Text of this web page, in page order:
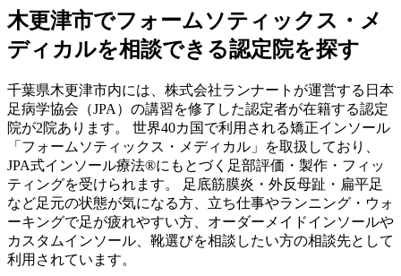
木更津市でフォームソティックス・メ
ディカルを相談できる認定院を探す
千葉県木更津市内には、株式会社ランナートが運営する日本
足病学協会（JPA）の講習を修了した認定者が在籍する認定
院が2院あります。 世界40カ国で利用される矯正インソール
「フォームソティックス・メディカル」を取扱しており、
JPA式インソール療法®にもとづく足部評価・製作・フィッ
ティングを受けられます。 足底筋膜炎・外反母趾・扁平足
など足元の状態が気になる方、立ち仕事やランニング・ウォ
ーキングで足が疲れやすい方、オーダーメイドインソールや
カスタムインソール、靴選びを相談したい方の相談先として
利用されています。